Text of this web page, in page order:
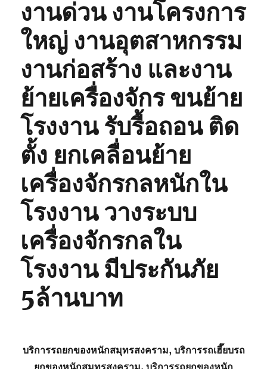
งานด่วน งานโครงการ
ใหญ่ งานอุตสาหกรรม
งานก่อสร้าง และงาน
ย้ายเครื่องจักร ขนย้าย
โรงงาน รับรื้อถอน ติด
ตั้ง ยกเคลื่อนย้าย
เครื่องจักรกลหนักใน
โรงงาน วางระบบ
เครื่องจักรกลใน
โรงงาน มีประกันภัย
5ล้านบาท
บริการรถยกของหนักสมุทรสงคราม, บริการรถเฮี๊ยบรถ